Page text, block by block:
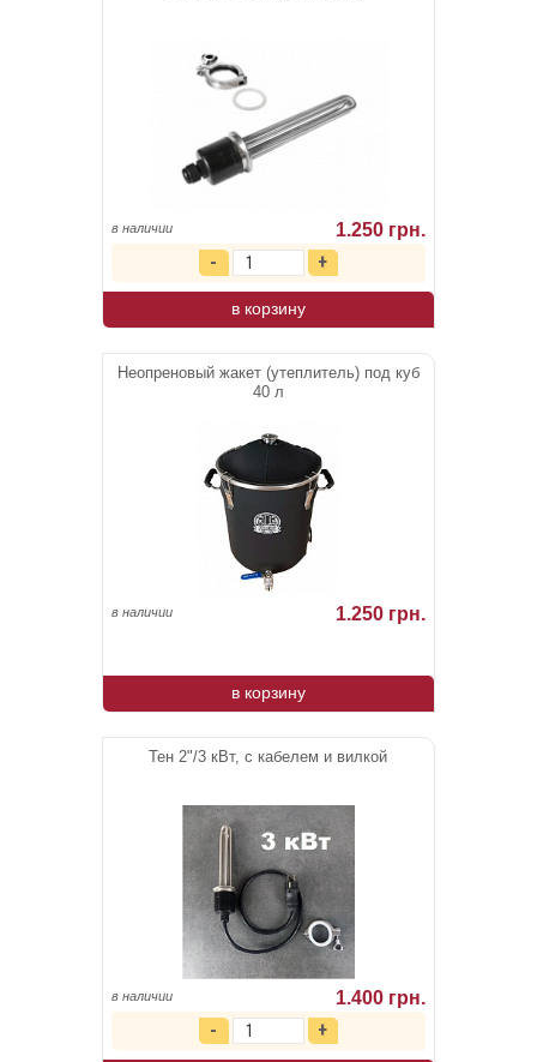
в наличии 1.250 грн.
в корзину
Неопреновый жакет (утеплитель) под куб
40 л
в наличии 1.250 грн.
в корзину
Тен 2"/3 кВт, с кабелем и вилкой
в наличии 1.400 грн.